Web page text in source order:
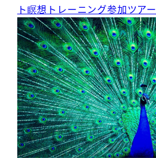
ト瞑想トレーニング参加ツアー